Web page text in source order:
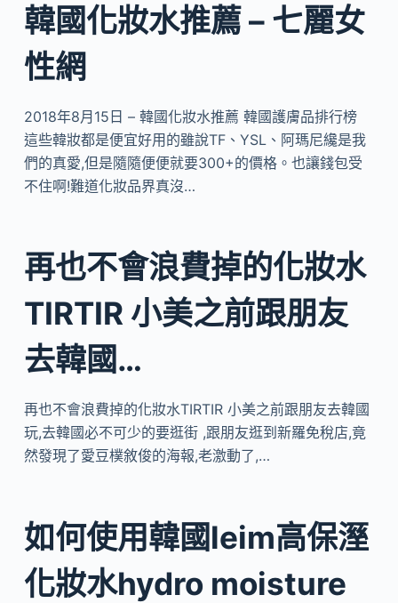
韓國化妝水推薦 – 七麗女
性網
2018年8月15日 – 韓國化妝水推薦 韓國護膚品排行榜
這些韓妝都是便宜好用的雖說TF、YSL、阿瑪尼纔是我
們的真愛,但是隨隨便便就要300+的價格。也讓錢包受
不住啊!難道化妝品界真沒…
再也不會浪費掉的化妝水
TIRTIR 小美之前跟朋友
去韓國…
再也不會浪費掉的化妝水TIRTIR 小美之前跟朋友去韓國
玩,去韓國必不可少的要逛街 ,跟朋友逛到新羅免稅店,竟
然發現了愛豆樸敘俊的海報,老激動了,…
如何使用韓國leim高保溼
化妝水hydro moisture